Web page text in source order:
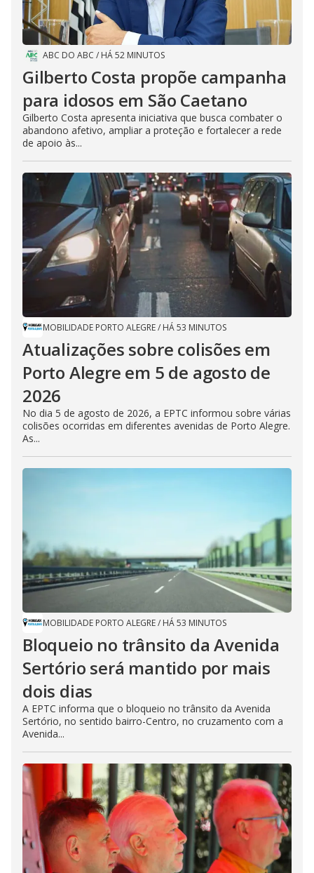
ABC DO ABC / HÁ 52 MINUTOS
Gilberto Costa propõe campanha
para idosos em São Caetano
Gilberto Costa apresenta iniciativa que busca combater o
abandono afetivo, ampliar a proteção e fortalecer a rede
de apoio às...
MOBILIDADE PORTO ALEGRE/ HÁ 53 MINUTOS
Atualizações sobre colisões em
Porto Alegre em 5 de agosto de
2026
No dia 5 de agosto de 2026, a EPTC informou sobre várias
colisões ocorridas em diferentes avenidas de Porto Alegre.
As...
MOBILIDADE PORTO ALEGRE/ HÁ 53 MINUTOS
Bloqueio no trânsito da Avenida
Sertório será mantido por mais
dois dias
A EPTC informa que o bloqueio no trânsito da Avenida
Sertório, no sentido bairro-Centro, no cruzamento com a
Avenida...